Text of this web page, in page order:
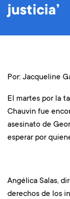
justicia’
Por: Jacqueline
El martes por la
Chauvin fue
asesinato de
esperar por
Angélica Salas,
derechos de los